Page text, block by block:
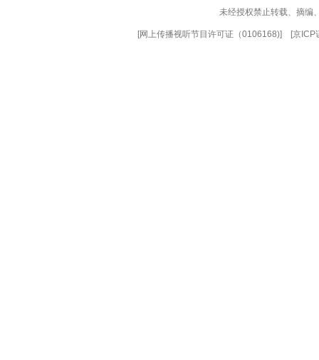
未经授权禁止转载、摘编
[网上传播视听节目许可证（0106168)] [京ICP